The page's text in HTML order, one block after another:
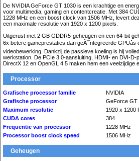
De NVIDIA GeForce GT 1030 is een krachtige en
voor multimedia, gaming en contentcreatie. Met 384
1228 MHz en een boost clock van 1506 MHz, levert
een maximale resolutie van 1920 x 1200 pixels.
Uitgerust met 2 GB GDDR5-geheugen en een 64-bit
6x betere gameprestaties dan geÃ¯ntegreerde
videobewerking. Dankzij de passieve koeling is hij
werkstation. De PCIe 3.0-aansluiting, HDMI- en DVI-
DirectX 12 en OpenGL 4.5 maken hem een veelzijdige
Processor
Grafische processor familie
NVIDIA
Grafische processor
GeForce GT
Maximum resolutie
1920 x 1200
CUDA cores
384
Frequentie van processor
1228 MHz
Processor boost clock speed
1506 MHz
Geheugen